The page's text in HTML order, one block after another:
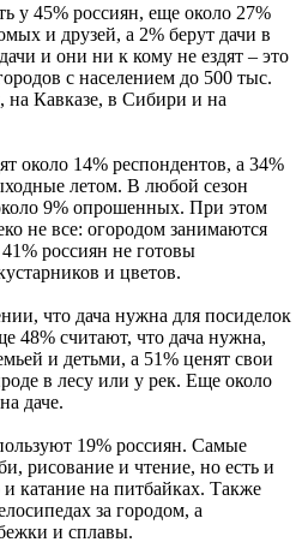
у 45% россиян, еще около 27%
и друзей, а 2% берут дачи в
и они ни к кому не ездят – это
с населением до 500 тыс.
Кавказе, в Сибири и на
около 14% респондентов, а 34%
летом. В любой сезон
9% опрошенных. При этом
не все: огородом занимаются
россиян не готовы
и цветов.
что дача нужна для посиделок
48% считают, что дача нужна,
и детьми, а 51% ценят свои
в лесу или у рек. Еще около
даче.
19% россиян. Самые
рисование и чтение, но есть и
катание на питбайках. Также
за городом, а
и сплавы.